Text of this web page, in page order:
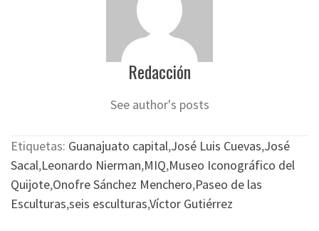
Redacción
See author's posts
Etiquetas: Guanajuato capital,José Luis Cuevas,José
Sacal,Leonardo Nierman,MIQ,Museo Iconográfico del
Quijote,Onofre Sánchez Menchero,Paseo de las
Esculturas,seis esculturas,Víctor Gutiérrez